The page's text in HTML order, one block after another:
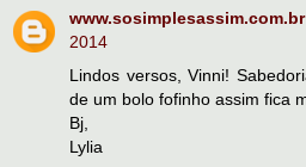
www.sosimplesassim.com.br
2014
Lindos versos, Vinni!
de um bolo fofinho assim fica
Bj,
Lylia